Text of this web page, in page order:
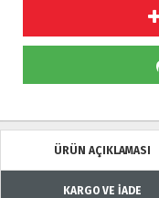
ÜRÜN AÇIKLAMASI
KARGO VE İADE